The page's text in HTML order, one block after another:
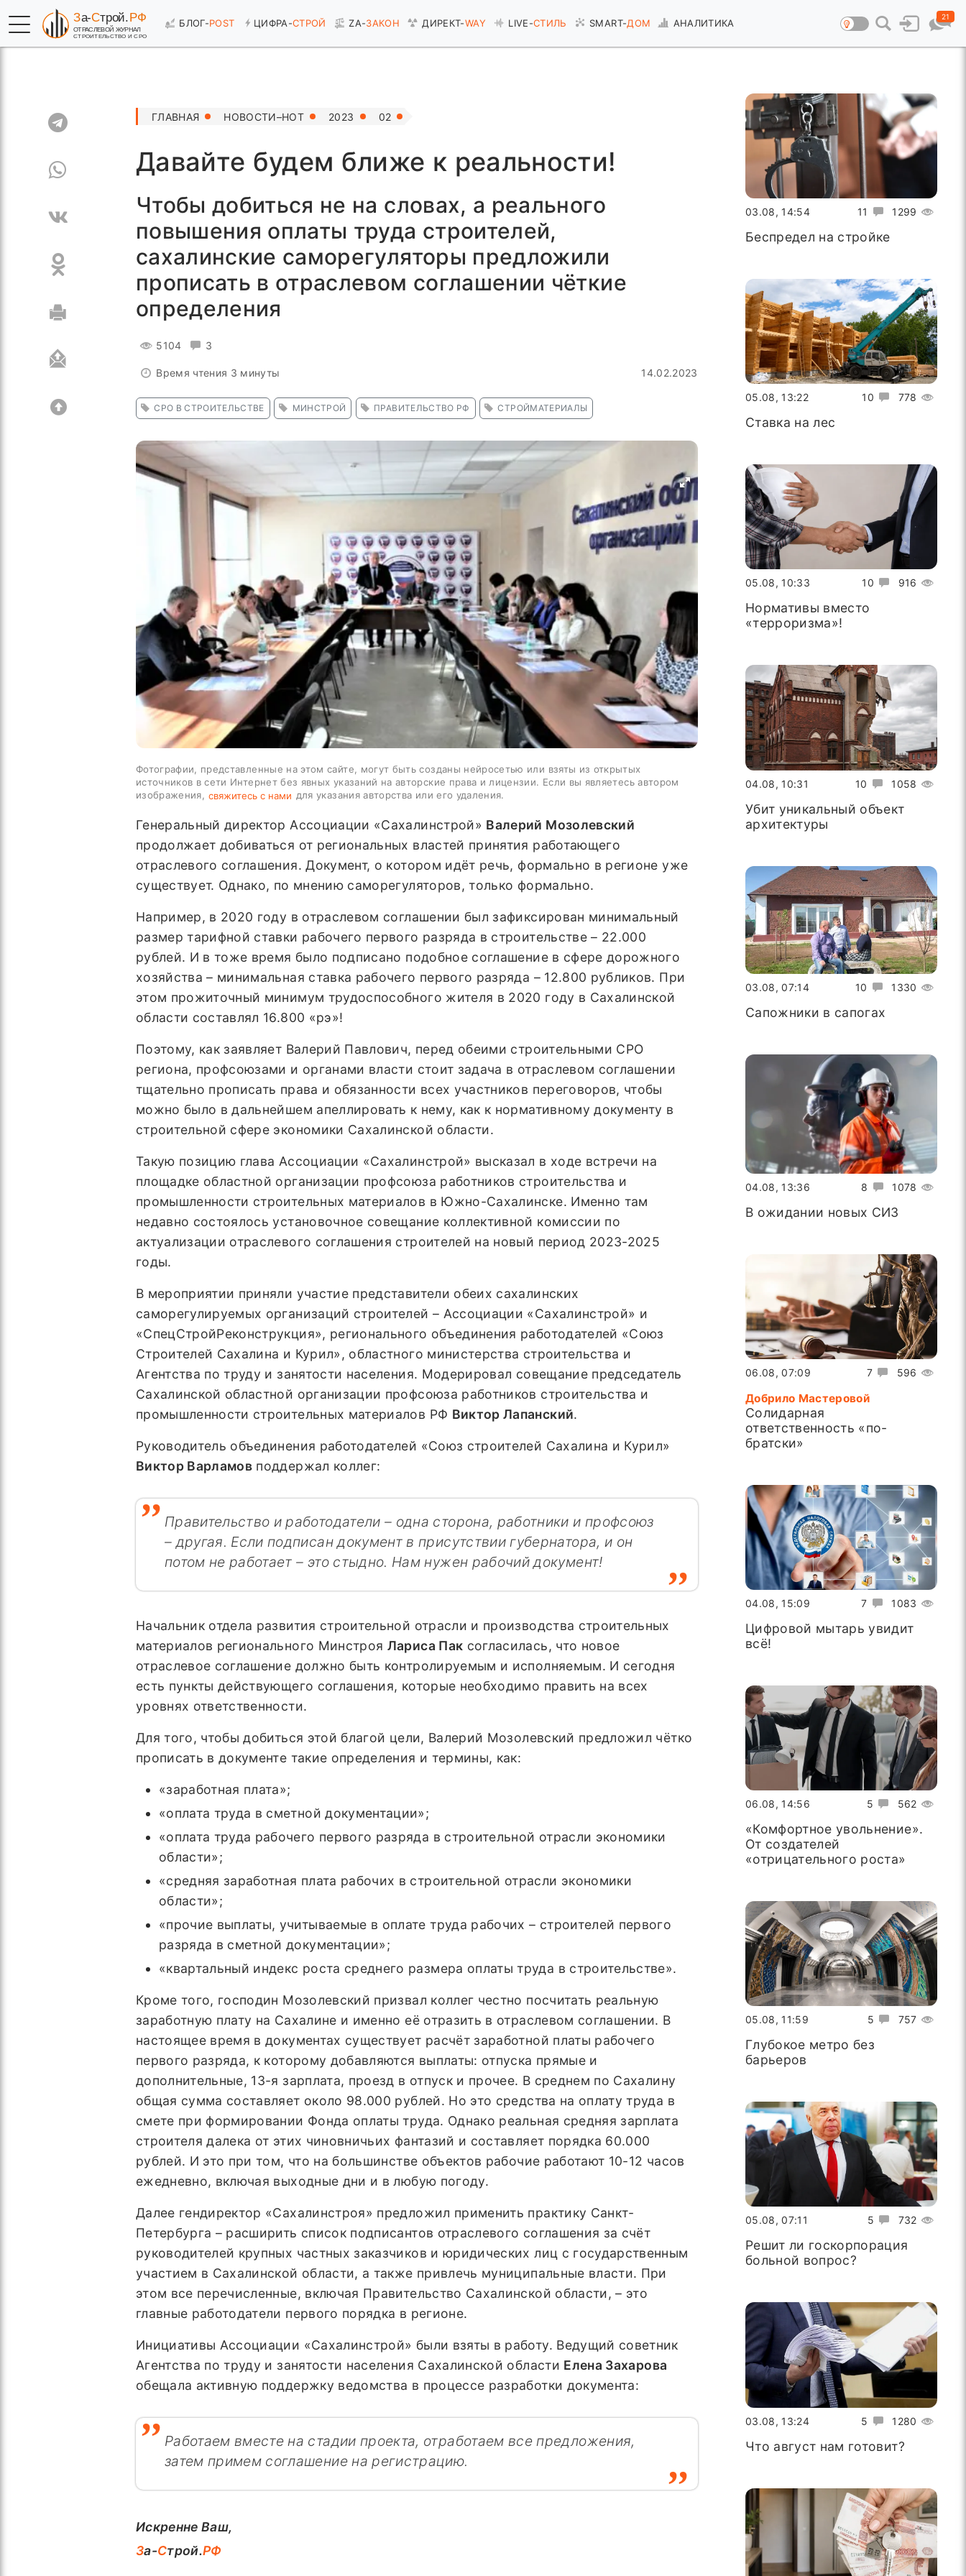
БЛОГ-POST ЦИФРА-СТРОЙ ZA-ЗАКОН ДИРЕКТ-WAY LIVE-СТИЛЬ SMART-ДОМ АНАЛИТИКА
21
ГЛАВНАЯ НОВОСТИ–HOT 2023 02
Давайте будем ближе к реальности!
Чтобы добиться не на словах, а реального
повышения оплаты труда строителей,
сахалинские саморегуляторы предложили
прописать в отраслевом соглашении чёткие
определения
5104 3
Время чтения 3 минуты 14.02.2023
СРО В СТРОИТЕЛЬСТВЕ МИНСТРОЙ ПРАВИТЕЛЬСТВО РФ СТРОЙМАТЕРИАЛЫ
Фотографии, представленные на этом сайте, могут быть созданы нейросетью или взяты из открытых
источников в сети Интернет без явных указаний на авторские права и лицензии. Если вы являетесь автором
изображения, свяжитесь с нами для указания авторства или его удаления.
Генеральный директор Ассоциации «Сахалинстрой» Валерий Мозолевский
продолжает добиваться от региональных властей принятия работающего
отраслевого соглашения. Документ, о котором идёт речь, формально в регионе уже
существует. Однако, по мнению саморегуляторов, только формально.
Например, в 2020 году в отраслевом соглашении был зафиксирован минимальный
размер тарифной ставки рабочего первого разряда в строительстве – 22.000
рублей. И в тоже время было подписано подобное соглашение в сфере дорожного
хозяйства – минимальная ставка рабочего первого разряда – 12.800 рубликов. При
этом прожиточный минимум трудоспособного жителя в 2020 году в Сахалинской
области составлял 16.800 «рэ»!
Поэтому, как заявляет Валерий Павлович, перед обеими строительными СРО
региона, профсоюзами и органами власти стоит задача в отраслевом соглашении
тщательно прописать права и обязанности всех участников переговоров, чтобы
можно было в дальнейшем апеллировать к нему, как к нормативному документу в
строительной сфере экономики Сахалинской области.
Такую позицию глава Ассоциации «Сахалинстрой» высказал в ходе встречи на
площадке областной организации профсоюза работников строительства и
промышленности строительных материалов в Южно-Сахалинске. Именно там
недавно состоялось установочное совещание коллективной комиссии по
актуализации отраслевого соглашения строителей на новый период 2023-2025
годы.
В мероприятии приняли участие представители обеих сахалинских
саморегулируемых организаций строителей – Ассоциации «Сахалинстрой» и
«СпецСтройРеконструкция», регионального объединения работодателей «Союз
Строителей Сахалина и Курил», областного министерства строительства и
Агентства по труду и занятости населения. Модерировал совещание председатель
Сахалинской областной организации профсоюза работников строительства и
промышленности строительных материалов РФ Виктор Лапанский.
Руководитель объединения работодателей «Союз строителей Сахалина и Курил»
Виктор Варламов поддержал коллег:
Правительство и работодатели – одна сторона, работники и профсоюз
– другая. Если подписан документ в присутствии губернатора, и он
потом не работает – это стыдно. Нам нужен рабочий документ!
Начальник отдела развития строительной отрасли и производства строительных
материалов регионального Минстроя Лариса Пак согласилась, что новое
отраслевое соглашение должно быть контролируемым и исполняемым. И сегодня
есть пункты действующего соглашения, которые необходимо править на всех
уровнях ответственности.
Для того, чтобы добиться этой благой цели, Валерий Мозолевский предложил чётко
прописать в документе такие определения и термины, как:
«заработная плата»;
«оплата труда в сметной документации»;
«оплата труда рабочего первого разряда в строительной отрасли экономики
области»;
«средняя заработная плата рабочих в строительной отрасли экономики
области»;
«прочие выплаты, учитываемые в оплате труда рабочих – строителей первого
разряда в сметной документации»;
«квартальный индекс роста среднего размера оплаты труда в строительстве».
Кроме того, господин Мозолевский призвал коллег честно посчитать реальную
заработную плату на Сахалине и именно её отразить в отраслевом соглашении. В
настоящее время в документах существует расчёт заработной платы рабочего
первого разряда, к которому добавляются выплаты: отпуска прямые и
дополнительные, 13-я зарплата, проезд в отпуск и прочее. В среднем по Сахалину
общая сумма составляет около 98.000 рублей. Но это средства на оплату труда в
смете при формировании Фонда оплаты труда. Однако реальная средняя зарплата
строителя далека от этих чиновничьих фантазий и составляет порядка 60.000
рублей. И это при том, что на большинстве объектов рабочие работают 10-12 часов
ежедневно, включая выходные дни и в любую погоду.
Далее гендиректор «Сахалинстроя» предложил применить практику Санкт-
Петербурга – расширить список подписантов отраслевого соглашения за счёт
руководителей крупных частных заказчиков и юридических лиц с государственным
участием в Сахалинской области, а также привлечь муниципальные власти. При
этом все перечисленные, включая Правительство Сахалинской области, – это
главные работодатели первого порядка в регионе.
Инициативы Ассоциации «Сахалинстрой» были взяты в работу. Ведущий советник
Агентства по труду и занятости населения Сахалинской области Елена Захарова
обещала активную поддержку ведомства в процессе разработки документа:
Работаем вместе на стадии проекта, отработаем все предложения,
затем примем соглашение на регистрацию.
Искренне Ваш,
За-Строй.РФ
11 1299
03.08, 14:54
Беспредел на стройке
10 778
05.08, 13:22
Ставка на лес
10 916
05.08, 10:33
Нормативы вместо
«терроризма»!
10 1058
04.08, 10:31
Убит уникальный объект
архитектуры
10 1330
03.08, 07:14
Сапожники в сапогах
8 1078
04.08, 13:36
В ожидании новых СИЗ
7 596
06.08, 07:09
Добрило Мастеровой
Солидарная
ответственность «по-
братски»
7 1083
04.08, 15:09
Цифровой мытарь увидит
всё!
5 562
06.08, 14:56
«Комфортное увольнение».
От создателей
«отрицательного роста»
5 757
05.08, 11:59
Глубокое метро без
барьеров
5 732
05.08, 07:11
Решит ли госкорпорация
больной вопрос?
5 1280
03.08, 13:24
Что август нам готовит?